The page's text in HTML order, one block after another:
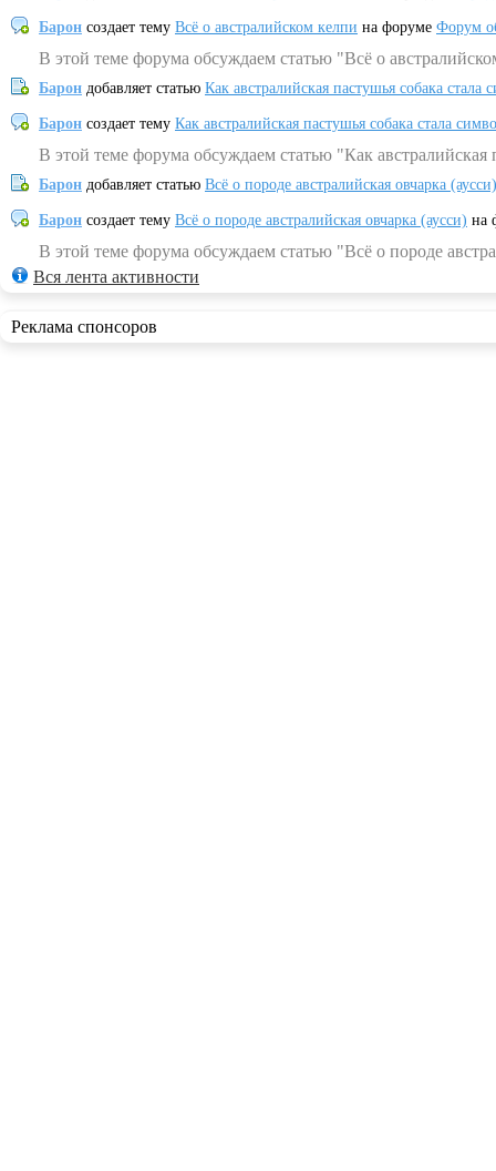
Барон создает тему Всё о австралийском келпи на форуме Форум
В этой теме форума обсуждаем статью "Всё о
Барон добавляет статью Как австралийская пастушья собака
Барон создает тему Как австралийская пастушья собака стала
В этой теме форума обсуждаем статью "Как
Барон добавляет статью Всё о породе австралийская овчарка (аусси)
Барон создает тему Всё о породе австралийская овчарка (аусси) на
В этой теме форума обсуждаем статью "Всё о породе
Вся лента активности
Реклама спонсоров